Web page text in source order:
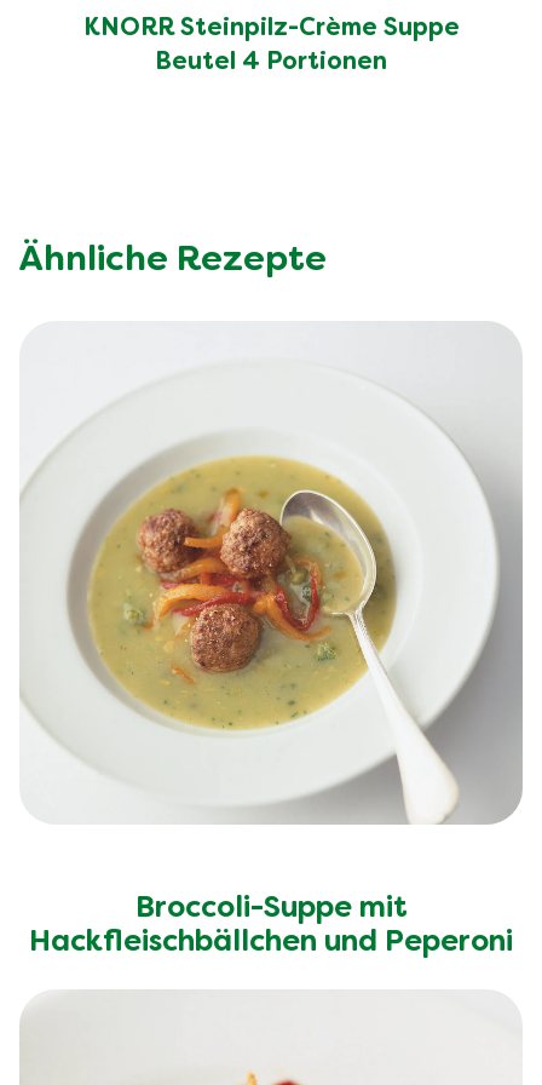
KNORR Steinpilz-Crème Suppe
Beutel 4 Portionen
Ähnliche Rezepte
Broccoli-Suppe mit
Hackfleischbällchen und Peperoni